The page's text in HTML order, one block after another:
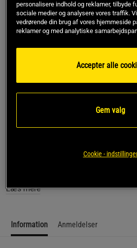
Dette produkt er desværre ikke på
det kommer på lager igen.
Essential Mid Support Sports Bra fra
Læs mere
Information Anmeldelser
personalisere indhold og reklamer, tilbyde
sociale medier og analysere vores traffik.
vedrørende din brug af vores hjemmeside
reklamer og med analytiske
Accepter alle
Gem valg
Cookie -